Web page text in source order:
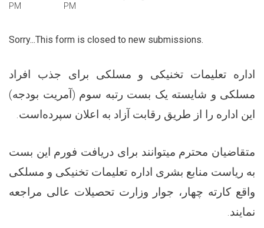
PM PM
Sorry...This form is closed to new submissions.
اداره تعلیمات تخنیکی و مسلکی برای جذب افراد
مسلکی و شایسته یک بست رتبه سوم (آمریت بودجه)
این اداره را از طریق رقابت آزاد به اعلان سپرده‌است.
متقاضیان محترم میتوانند برای دریافت فورم این بست
به ریاست منابع بشری اداره تعلیمات تخنیکی و مسلکی
واقع کارته چهار، جوار وزارت تحصیلات عالی مراجعه
نمایند.